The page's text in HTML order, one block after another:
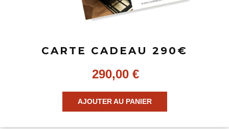
CARTE CADEAU 290€
290,00 €
AJOUTER AU PANIER